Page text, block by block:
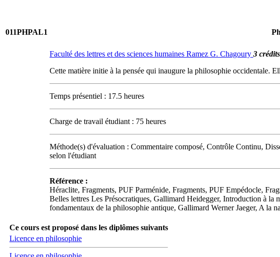
011PHPAL1
Faculté des lettres et des sciences humaines Ramez G. Chagoury 3 crédits
Cette matière initie à la pensée qui inaugure la philosophie occidentale.
Temps présentiel : 17.5 heures
Charge de travail étudiant : 75 heures
Méthode(s) d'évaluation : Commentaire composé, Contrôle Continu,
selon l'étudiant
Référence :
Héraclite, Fragments, PUF Parménide, Fragments, PUF Empédocle,
Belles lettres Les Présocratiques, Gallimard Heidegger, Introduction à
fondamentaux de la philosophie antique, Gallimard Werner Jaeger, A la
Ce cours est proposé dans les diplômes suivants
Licence en philosophie